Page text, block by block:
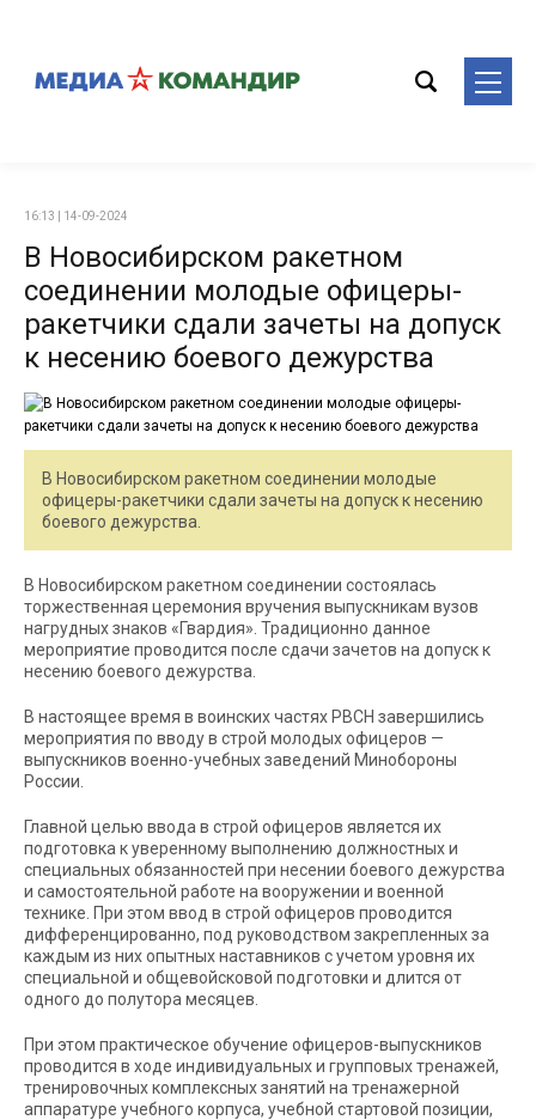
16:13 | 14-09-2024
В Новосибирском ракетном
соединении молодые офицеры-
ракетчики сдали зачеты на допуск
к несению боевого дежурства
В Новосибирском ракетном соединении молодые
офицеры-ракетчики сдали зачеты на допуск к несению
боевого дежурства.
В Новосибирском ракетном соединении состоялась
торжественная церемония вручения выпускникам вузов
нагрудных знаков «Гвардия». Традиционно данное
мероприятие проводится после сдачи зачетов на допуск к
несению боевого дежурства.
В настоящее время в воинских частях РВСН завершились
мероприятия по вводу в строй молодых офицеров —
выпускников военно-учебных заведений Минобороны
России.
Главной целью ввода в строй офицеров является их
подготовка к уверенному выполнению должностных и
специальных обязанностей при несении боевого дежурства
и самостоятельной работе на вооружении и военной
технике. При этом ввод в строй офицеров проводится
дифференцированно, под руководством закрепленных за
каждым из них опытных наставников с учетом уровня их
специальной и общевойсковой подготовки и длится от
одного до полутора месяцев.
При этом практическое обучение офицеров-выпускников
проводится в ходе индивидуальных и групповых тренажей,
тренировочных комплексных занятий на тренажерной
аппаратуре учебного корпуса, учебной стартовой позиции,